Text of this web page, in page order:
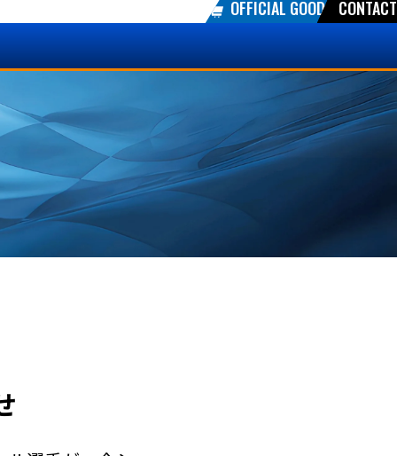
OFFICIAL GOODS CONTACT